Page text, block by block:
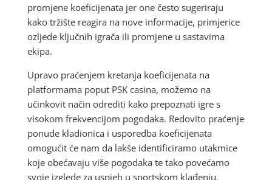
promjene koeficijenata jer one često sugeriraju
kako tržište reagira na nove informacije, primjerice
ozljede ključnih igrača ili promjene u sastavima
ekipa.
Upravo praćenjem kretanja koeficijenata na
platformama poput PSK casina, možemo na
učinkovit način odrediti kako prepoznati igre s
visokom frekvencijom pogodaka. Redovito praćenje
ponude kladionica i usporedba koeficijenata
omogućit će nam da lakše identificiramo utakmice
koje obećavaju više pogodaka te tako povećamo
svoje izglede za uspjeh u sportskom klađenju.